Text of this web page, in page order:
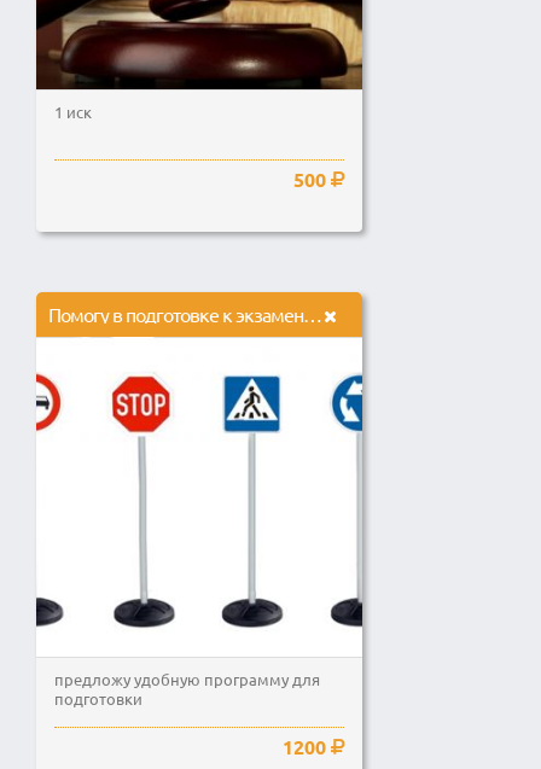
1 иск
500
Помогу в подготовке к экзамену по ПДД
предложу удобную программу для
подготовки
1200